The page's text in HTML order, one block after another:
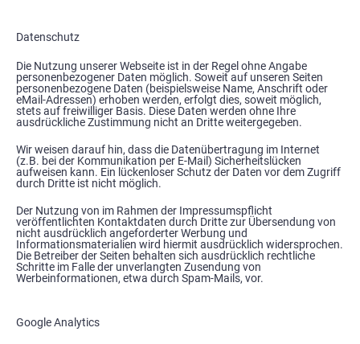
Datenschutz
Die Nutzung unserer Webseite ist in der Regel ohne Angabe
personenbezogener Daten möglich. Soweit auf unseren Seiten
personenbezogene Daten (beispielsweise Name, Anschrift oder
eMail-Adressen) erhoben werden, erfolgt dies, soweit möglich,
stets auf freiwilliger Basis. Diese Daten werden ohne Ihre
ausdrückliche Zustimmung nicht an Dritte weitergegeben.
Wir weisen darauf hin, dass die Datenübertragung im Internet
(z.B. bei der Kommunikation per E-Mail) Sicherheitslücken
aufweisen kann. Ein lückenloser Schutz der Daten vor dem Zugriff
durch Dritte ist nicht möglich.
Der Nutzung von im Rahmen der Impressumspflicht
veröffentlichten Kontaktdaten durch Dritte zur Übersendung von
nicht ausdrücklich angeforderter Werbung und
Informationsmaterialien wird hiermit ausdrücklich widersprochen.
Die Betreiber der Seiten behalten sich ausdrücklich rechtliche
Schritte im Falle der unverlangten Zusendung von
Werbeinformationen, etwa durch Spam-Mails, vor.
Google Analytics